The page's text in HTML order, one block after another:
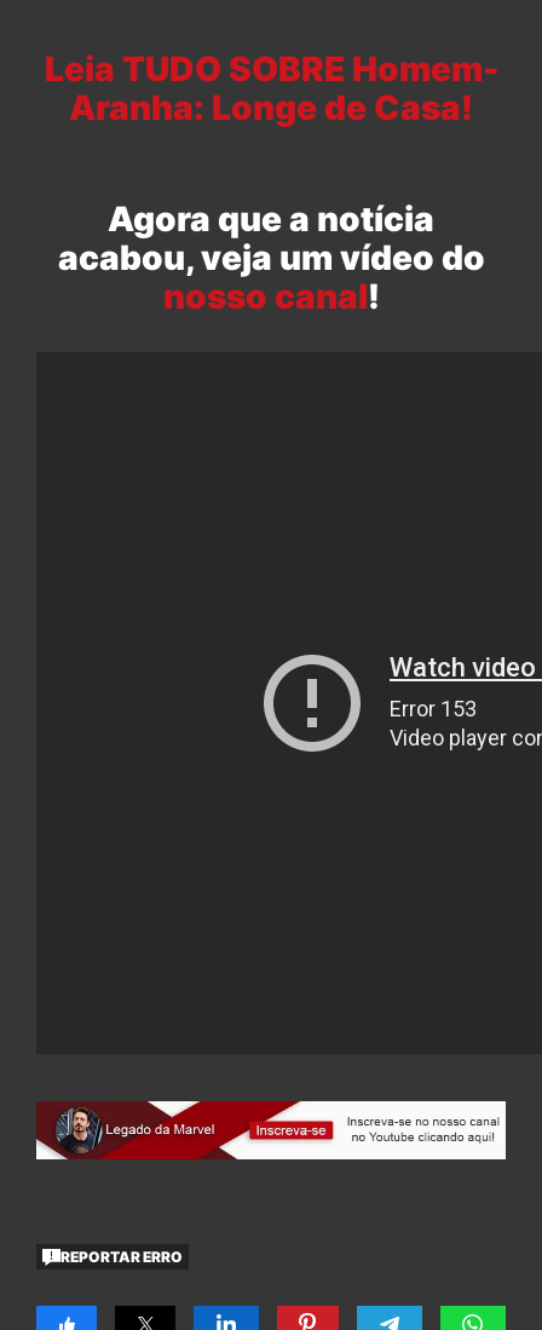
Leia TUDO SOBRE Homem-
Aranha: Longe de Casa!
Agora que a notícia
acabou, veja um vídeo do
nosso canal!
REPORTAR ERRO